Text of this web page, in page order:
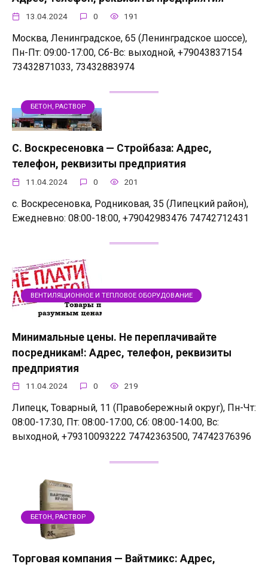
13.04.2024 0 191
Москва, Ленинградское, 65 (Ленинградское шоссе),
Пн-Пт: 09:00-17:00, Сб-Вс: выходной, +79043837154
73432871033, 73432883974
БЕТОН, РАСТВОР
С. Воскресеновка — Стройбаза: Адрес,
телефон, реквизиты предприятия
11.04.2024 0 201
с. Воскресеновка, Родниковая, 35 (Липецкий район),
Ежедневно: 08:00-18:00, +79042983476 74742712431
ВЕНТИЛЯЦИОННОЕ И ТЕПЛОВОЕ ОБОРУДОВАНИЕ
Минимальные цены. Не переплачивайте
посредникам!: Адрес, телефон, реквизиты
предприятия
11.04.2024 0 219
Липецк, Товарный, 11 (Правобережный округ), Пн-Чт:
08:00-17:30, Пт: 08:00-17:00, Сб: 08:00-14:00, Вс:
выходной, +79310093222 74742363500, 74742376396
БЕТОН, РАСТВОР
Торговая компания — Вайтмикс: Адрес,